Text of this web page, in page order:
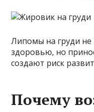
Липомы на груди не
здоровью, но
создают риск
Почему